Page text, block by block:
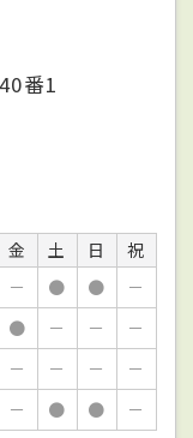
番1
金 土 日
祝
－ ● ●
－
● － －
－
－ － －
－
－ ● ●
－